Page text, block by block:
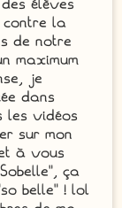
contre la
de notre
maximum
je
dans
les vidéos
sur mon
à vous
ça
belle" ! lol